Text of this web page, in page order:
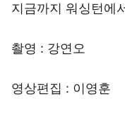
지금까지 워싱턴에
촬영 : 강연오
영상편집 : 이영훈